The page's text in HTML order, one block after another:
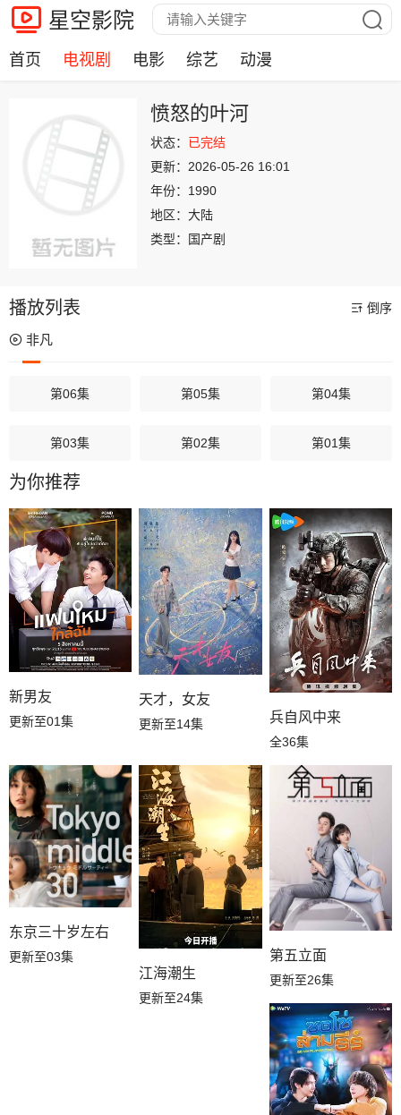
星空影院
首页 电视剧 电影 综艺 动漫
愤怒的叶河
状态： 已完结
更新： 2026-05-26 16:01
年份： 1990
地区： 大陆
类型：
国产剧
播放列表 倒序
非凡
第06集 第05集 第04集
第03集 第02集 第01集
为你推荐
新男友
更新至01集
天才，女友
更新至14集 兵自风中来
全36集
东京三十岁左右
更新至03集
江海潮生
更新至24集
第五立面
更新至26集